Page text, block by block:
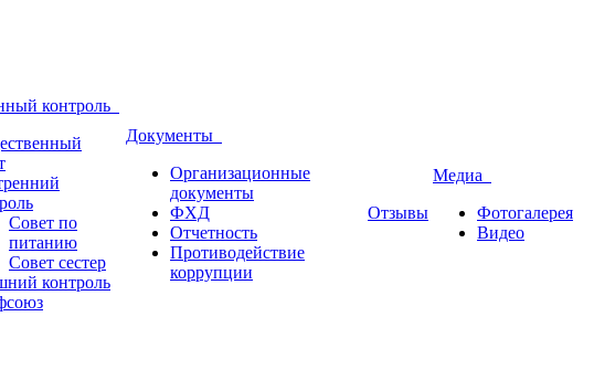
контроль
Совет по
питанию
Совет сестер
контроль
Документы
Организационные
документы
ФХД
Отчетность
Противодействие
коррупции
Отзывы
Медиа
Фотогалерея
Видео